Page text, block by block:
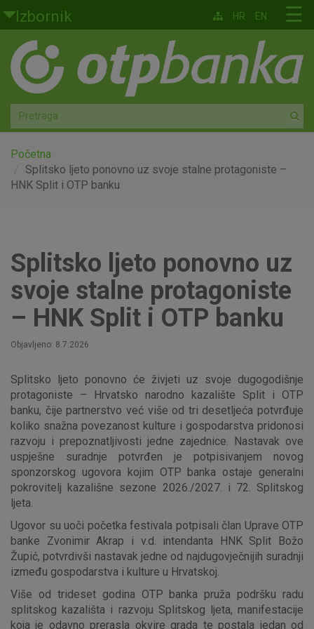
Skoči na glavni sadržaj
Izbornik
Građani
Privatno bankarstvo
Agro
Mala poduzeća i obrtnici
Srednja i velika poduzeća
Faktoring
O nama
☰
HR EN
Početna
Splitsko ljeto ponovno uz svoje stalne protagoniste –
HNK Split i OTP banku
Splitsko ljeto ponovno uz
svoje stalne protagoniste
– HNK Split i OTP banku
Objavljeno: 8.7.2026
Splitsko ljeto ponovno će živjeti uz svoje dugogodišnje
protagoniste – Hrvatsko narodno kazalište Split i OTP
banku, čije partnerstvo već više od tri desetljeća potvrđuje
koliko snažna povezanost kulture i gospodarstva pridonosi
razvoju i prepoznatljivosti jedne zajednice. Nastavak ove
uspješne suradnje potvrđen je potpisivanjem novog
sponzorskog ugovora kojim OTP banka ostaje generalni
pokrovitelj kazališne sezone 2026./2027. i 72. Splitskog
ljeta.
Ugovor su uoči početka festivala potpisali član Uprave OTP
banke Zvonimir Akrap i v.d. intendanta HNK Split Božo
Župić, potvrdivši nastavak jedne od najdugovječnijih suradnji
između gospodarstva i kulture u Hrvatskoj.
Više od trideset godina OTP banka pruža podršku radu
splitskog kazališta i razvoju Splitskog ljeta, manifestacije
koja je odavno prerasla okvire grada te postala jedan od